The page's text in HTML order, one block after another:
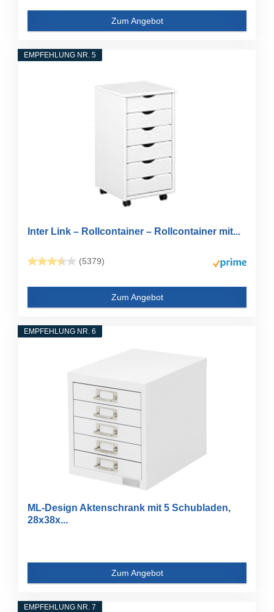
Zum Angebot
EMPFEHLUNG NR. 5
Inter Link – Rollcontainer – Rollcontainer mit...
(5379)
Zum Angebot
EMPFEHLUNG NR. 6
ML-Design Aktenschrank mit 5 Schubladen,
28x38x...
Zum Angebot
EMPFEHLUNG NR. 7